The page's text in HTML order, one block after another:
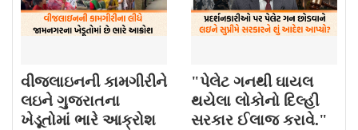
વીજલાઇનની કામગીરીને
લઇને ગુજરાતના
ખેડૂતોમાં ભારે આક્રોશ
"પેલેટ ગનથી ઘાયલ
થયેલા લોકોનો દિલ્હી
સરકાર ઈલાજ કરાવે."